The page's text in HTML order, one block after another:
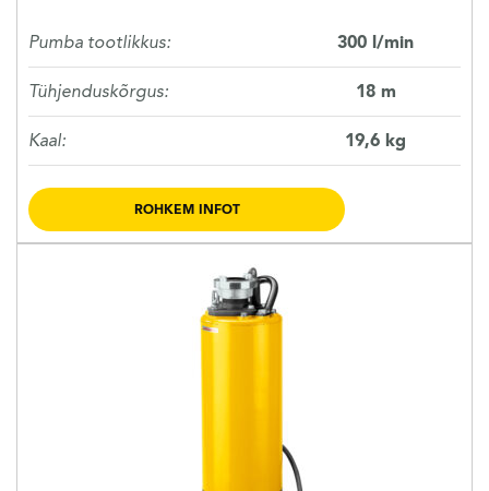
Pumba tootlikkus: 300 l/min
Tühjenduskõrgus: 18 m
Kaal: 19,6 kg
ROHKEM INFOT